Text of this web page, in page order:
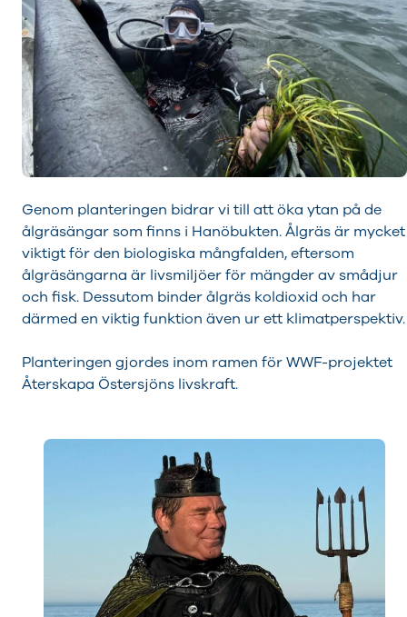
Genom planteringen bidrar vi till att öka ytan på de
ålgräsängar som finns i Hanöbukten. Ålgräs är mycket
viktigt för den biologiska mångfalden, eftersom
ålgräsängarna är livsmiljöer för mängder av smådjur
och fisk. Dessutom binder ålgräs koldioxid och har
därmed en viktig funktion även ur ett klimatperspektiv.
Planteringen gjordes inom ramen för WWF-projektet
Återskapa Östersjöns livskraft.